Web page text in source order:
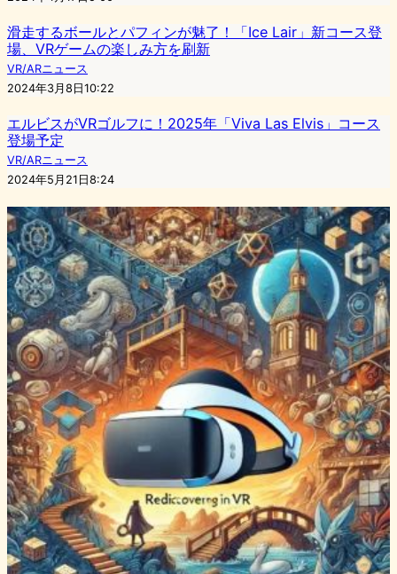
滑走するボールとパフィンが魅了！「Ice Lair」新コース登
場、VRゲームの楽しみ方を刷新
VR/ARニュース
2024年3月8日10:22
エルビスがVRゴルフに！2025年「Viva Las Elvis」コース
登場予定
VR/ARニュース
2024年5月21日8:24